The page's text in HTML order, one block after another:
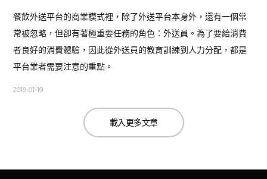
餐飲外送平台的商業模式裡，除了外送平台本身外，還有一個常
常被忽略，但卻有著極重要任務的角色：外送員。為了要給消費
者良好的消費體驗，因此從外送員的教育訓練到人力分配，都是
平台業者需要注意的重點。
2019-01-19
載入更多文章